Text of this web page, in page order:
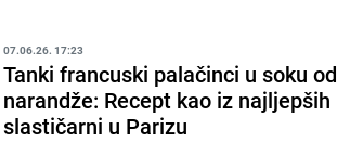
07.06.26. 17:23
Tanki francuski palačinci u soku od
narandže: Recept kao iz najljepših
slastičarni u Parizu